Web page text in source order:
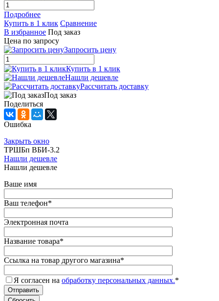
Подробнее
Купить в 1 клик Сравнение
В избранное Под заказ
Цена по запросу
Запросить цену
Купить в 1 клик
Нашли дешевле
Рассчитать доставку
Под заказ
Поделиться
Ошибка
Закрыть окно
ТРШБп ВБИ-3.2
Нашли дешевле
Нашли дешевле
Ваше имя
Ваш телефон*
Электронная почта
Название товара*
Ссылка на товар другого магазина*
Я согласен на обработку персональных данных.*